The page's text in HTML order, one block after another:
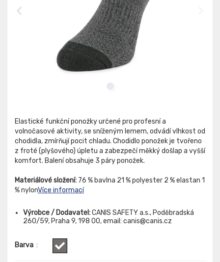
Elastické funkční ponožky určené pro profesní a
volnočasové aktivity, se sníženým lemem, odvádí vlhkost od
chodidla, zmírňují pocit chladu. Chodidlo ponožek je tvořeno
z froté (plyšového) úpletu a zabezpečí měkký došlap a vyšší
komfort. Balení obsahuje 3 páry ponožek.
Materiálové složení: 76 % bavlna 21 % polyester 2 % elastan 1
% nylonVíce informací
Výrobce / Dodavatel:CANIS SAFETY a.s., Poděbradská
260/59, Praha 9, 198 00, email: canis@canis.cz
Barva :